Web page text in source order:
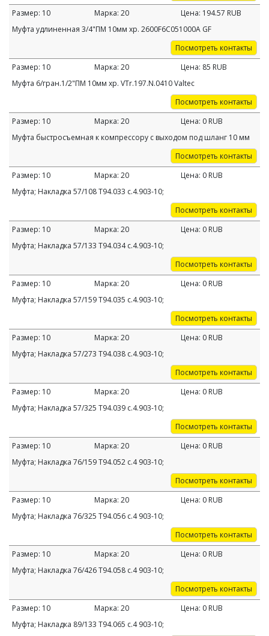
Размер: 10 Марка: 20 Цена: 194.57 RUB
Муфта удлиненная 3/4"ПМ 10мм хр. 2600F6C051000A GF
Посмотреть контакты
Размер: 10 Марка: 20 Цена: 85 RUB
Муфта 6/гран.1/2"ПМ 10мм хр. VTr.197.N.0410 Valtec
Посмотреть контакты
Размер: 10 Марка: 20 Цена: 0 RUB
Муфта быстросъемная к компрессору с выходом под шланг 10 мм
Посмотреть контакты
Размер: 10 Марка: 20 Цена: 0 RUB
Муфта; Накладка 57/108 Т94.033 с.4.903-10;
Посмотреть контакты
Размер: 10 Марка: 20 Цена: 0 RUB
Муфта; Накладка 57/133 Т94.034 с.4.903-10;
Посмотреть контакты
Размер: 10 Марка: 20 Цена: 0 RUB
Муфта; Накладка 57/159 Т94.035 с.4.903-10;
Посмотреть контакты
Размер: 10 Марка: 20 Цена: 0 RUB
Муфта; Накладка 57/273 Т94.038 с.4.903-10;
Посмотреть контакты
Размер: 10 Марка: 20 Цена: 0 RUB
Муфта; Накладка 57/325 Т94.039 с.4.903-10;
Посмотреть контакты
Размер: 10 Марка: 20 Цена: 0 RUB
Муфта; Накладка 76/159 Т94.052 c.4 903-10;
Посмотреть контакты
Размер: 10 Марка: 20 Цена: 0 RUB
Муфта; Накладка 76/325 Т94.056 c.4 903-10;
Посмотреть контакты
Размер: 10 Марка: 20 Цена: 0 RUB
Муфта; Накладка 76/426 Т94.058 c.4 903-10;
Посмотреть контакты
Размер: 10 Марка: 20 Цена: 0 RUB
Муфта; Накладка 89/133 Т94.065 c.4 903-10;